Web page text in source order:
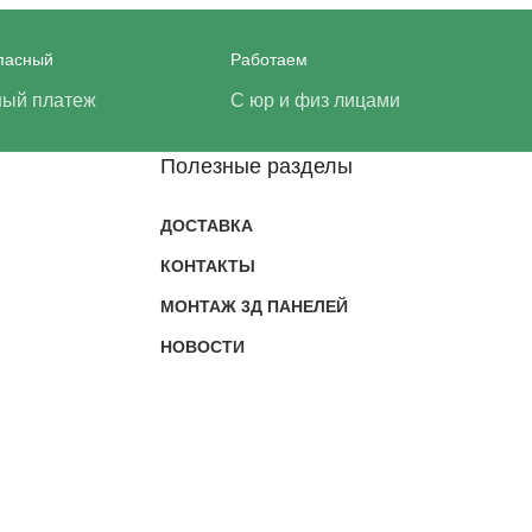
платеж
Работаем
С юр и физ лицами
Полезные разделы
ДОСТАВКА
КОНТАКТЫ
МОНТАЖ 3Д ПАНЕЛЕЙ
НОВОСТИ